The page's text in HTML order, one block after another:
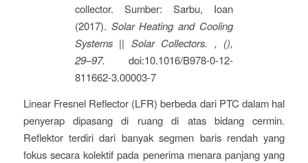
collector. Sumber: Sarbu, Ioan
(2017). Solar Heating and Cooling
Systems || Solar Collectors. , (),
29–97. doi:10.1016/B978-0-12-
811662-3.00003-7
Linear Fresnel Reflector (LFR) berbeda dari PTC dalam hal
penyerap dipasang di ruang di atas bidang cermin.
Reflektor terdiri dari banyak segmen baris rendah yang
fokus secara kolektif pada penerima menara panjang yang